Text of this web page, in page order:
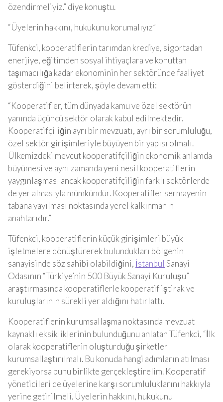
özendirmeliyiz.” diye konuştu.
“Üyelerin hakkını, hukukunu korumalıyız”
Tüfenkci, kooperatiflerin tarımdan krediye, sigortadan
enerjiye, eğitimden sosyal ihtiyaçlara ve konuttan
taşımacılığa kadar ekonominin her sektöründe faaliyet
gösterdiğini belirterek, şöyle devam etti:
“Kooperatifler, tüm dünyada kamu ve özel sektörün
yanında üçüncü sektör olarak kabul edilmektedir.
Kooperatifçiliğin ayrı bir mevzuatı, ayrı bir sorumluluğu,
özel sektör girişimleriyle büyüyen bir yapısı olmalı.
Ülkemizdeki mevcut kooperatifçiliğin ekonomik anlamda
büyümesi ve aynı zamanda yeni nesil kooperatiflerin
yaygınlaşması ancak kooperatifçiliğin farklı sektörlerde
de yer almasıyla mümkündür. Kooperatifler sermayenin
tabana yayılması noktasında yerel kalkınmanın
anahtarıdır.”
Tüfenkci, kooperatiflerin küçük girişimleri büyük
işletmelere dönüştürerek bulundukları bölgenin
sanayisinde söz sahibi olabildiğini, İstanbul Sanayi
Odasının “Türkiye’nin 500 Büyük Sanayi Kuruluşu”
araştırmasında kooperatiflerle kooperatif iştirak ve
kuruluşlarının sürekli yer aldığını hatırlattı.
Kooperatiflerin kurumsallaşma noktasında mevzuat
kaynaklı eksikliklerinin bulunduğunu anlatan Tüfenkci, “İlk
olarak kooperatiflerin oluşturduğu şirketler
kurumsallaştırılmalı. Bu konuda hangi adımların atılması
gerekiyorsa bunu birlikte gerçekleştirelim. Kooperatif
yöneticileri de üyelerine karşı sorumluluklarını hakkıyla
yerine getirilmeli. Üyelerin hakkını, hukukunu